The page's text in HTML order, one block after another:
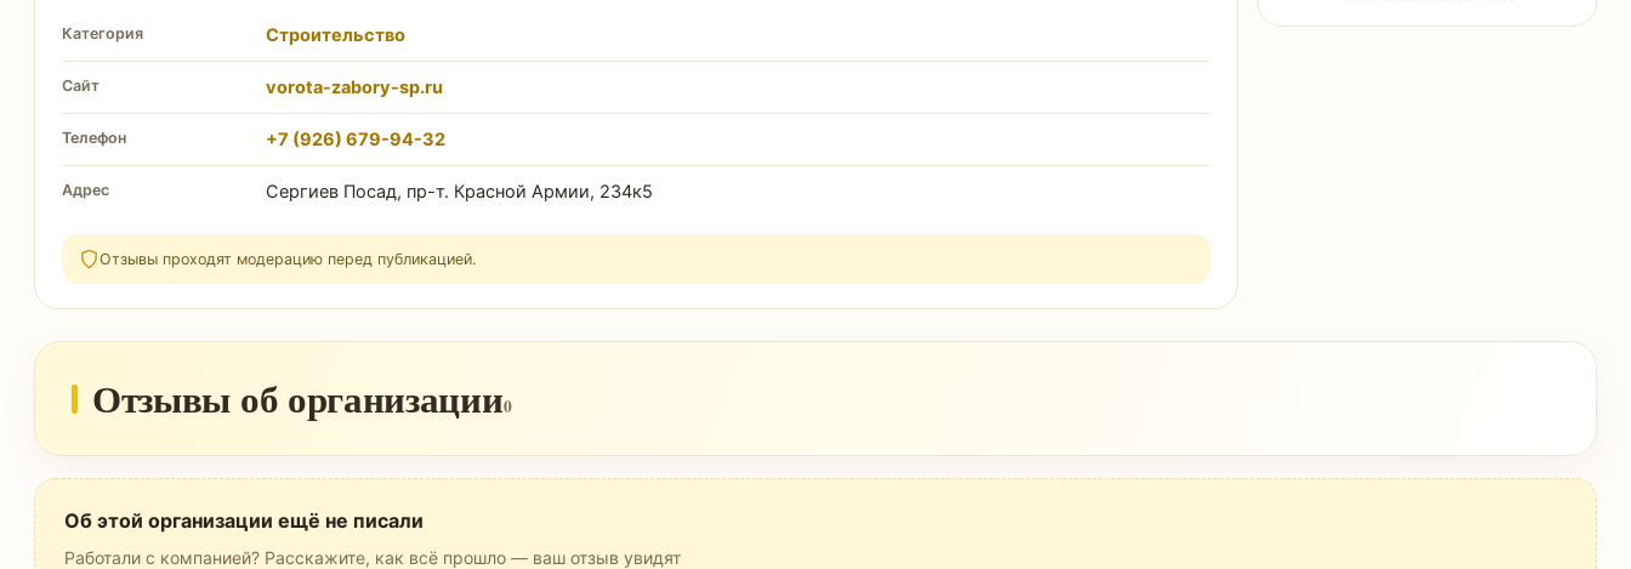
Категория Строительство
Сайт vorota-zabory-sp.ru
Телефон +7 (926) 679-94-32
Адрес Сергиев Посад, пр-т. Красной Армии, 234к5
Отзывы проходят модерацию перед публикацией.
Отзывы об организации0
Об этой организации ещё не писали
Работали с компанией? Расскажите, как всё прошло — ваш отзыв увидят